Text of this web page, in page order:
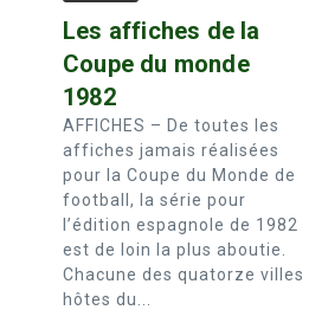
Les affiches de la
Coupe du monde
1982
AFFICHES – De toutes les
affiches jamais réalisées
pour la Coupe du Monde de
football, la série pour
l’édition espagnole de 1982
est de loin la plus aboutie.
Chacune des quatorze villes
hôtes du...